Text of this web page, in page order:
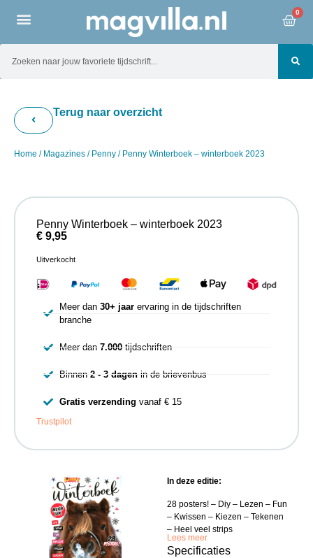
0
Terug naar overzicht
Home / Magazines / Penny / Penny Winterboek – winterboek 2023
In deze editie:
28 posters! – Diy – Lezen – Fun
– Kwissen – Kiezen – Tekenen
– Heel veel strips
Lees meer
Specificaties
Penny Winterboek – winterboek 2023
€ 9,95
Uitverkocht
Meer dan 30+ jaarervaring in de tijdschriften
branche
Meer dan 7.000tijdschriften
Binnen 2 - 3 dagenin de brievenbus
Gratis verzending vanaf € 15
Trustpilot